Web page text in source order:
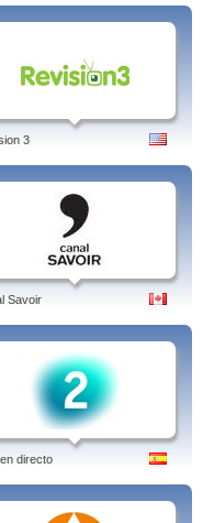
3
Savoir
directo